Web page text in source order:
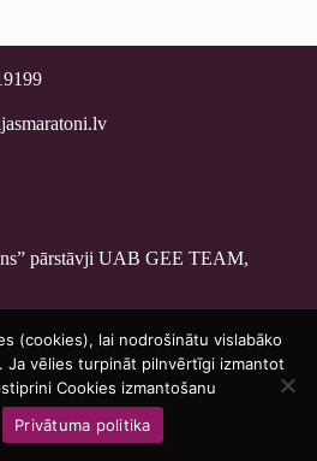
pārstāvji UAB GEE TEAM,
- Baltijasmaratoni.lv
(cookies), lai nodrošinātu vislabāko
Ja vēlies turpināt pilnvērtīgi izmantot
Cookies izmantošanu
Privātuma politika